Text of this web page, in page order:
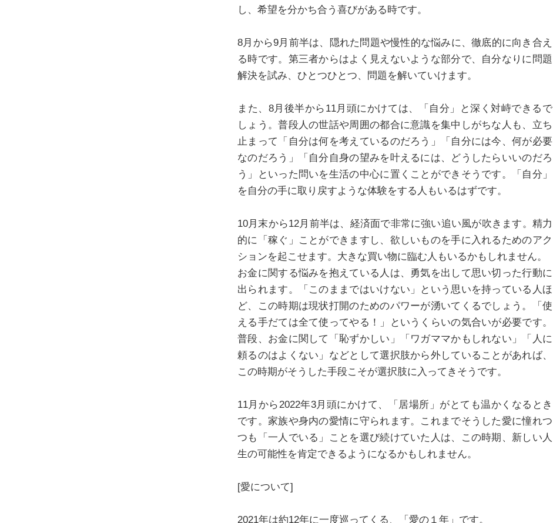
し、希望を分かち合う喜びがある時です。
8月から9月前半は、隠れた問題や慢性的な悩みに、徹底的に向き合え
る時です。第三者からはよく見えないような部分で、自分なりに問題
解決を試み、ひとつひとつ、問題を解いていけます。
また、8月後半から11月頭にかけては、「自分」と深く対峙できるで
しょう。普段人の世話や周囲の都合に意識を集中しがちな人も、立ち
止まって「自分は何を考えているのだろう」「自分には今、何が必要
なのだろう」「自分自身の望みを叶えるには、どうしたらいいのだろ
う」といった問いを生活の中心に置くことができそうです。「自分」
を自分の手に取り戻すような体験をする人もいるはずです。
10月末から12月前半は、経済面で非常に強い追い風が吹きます。精力
的に「稼ぐ」ことができますし、欲しいものを手に入れるためのアク
ションを起こせます。大きな買い物に臨む人もいるかもしれません。
お金に関する悩みを抱えている人は、勇気を出して思い切った行動に
出られます。「このままではいけない」という思いを持っている人ほ
ど、この時期は現状打開のためのパワーが湧いてくるでしょう。「使
える手だては全て使ってやる！」というくらいの気合いが必要です。
普段、お金に関して「恥ずかしい」「ワガママかもしれない」「人に
頼るのはよくない」などとして選択肢から外していることがあれば、
この時期がそうした手段こそが選択肢に入ってきそうです。
11月から2022年3月頭にかけて、「居場所」がとても温かくなるとき
です。家族や身内の愛情に守られます。これまでそうした愛に憧れつ
つも「一人でいる」ことを選び続けていた人は、この時期、新しい人
生の可能性を肯定できるようになるかもしれません。
[愛について]
2021年は約12年に一度巡ってくる、「愛の１年」です。